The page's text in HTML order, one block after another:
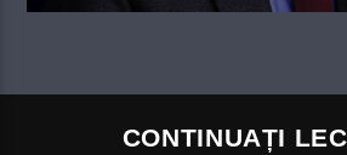
CONTINUAȚI